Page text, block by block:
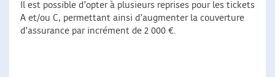
Il est possible d’opter à plusieurs reprises pour les tickets
A et/ou C, permettant ainsi d’augmenter la couverture
d’assurance par incrément de 2 000 €.